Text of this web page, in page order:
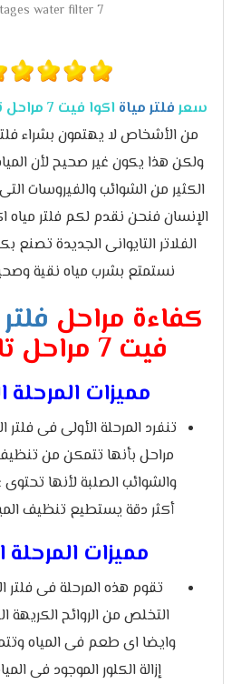
7 stages water filter
سعر فلتر مياة اكوا فيت 7 مراحل تايوانى :
من الأشخاص لا يهتمون بشراء
ولكن هذا يكون غير صحيح لأن
الكثير من الشوائب والفيروسات
الإنسان فنحن نقدم لكم فلتر مياه
الفلاتر التايوانى الجديدة تصنع
نستمتع بشرب مياه نقية
كفاءة مراحل
فيت 7 مراحل تايوانى
مميزات المرحلة
مراحل بأنها تتمكن من تنظيف
أكثر دقة يستطيع تنظيف
مميزات المرحلة
تقوم هذه المرحلة فى فلتر
التخلص من الروائح الكريهة
وايضا اى طعم فى المياه
إزالة الكلور الموجود فى